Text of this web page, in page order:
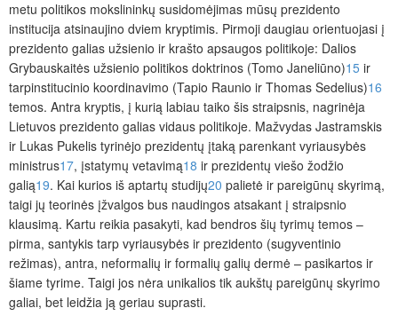
metu politikos mokslininkų susidomėjimas mūsų prezidento
institucija atsinaujino dviem kryptimis. Pirmoji daugiau orientuojasi į
prezidento galias užsienio ir krašto apsaugos politikoje: Dalios
Grybauskaitės užsienio politikos doktrinos (Tomo Janeliūno)15 ir
tarpinstitucinio koordinavimo (Tapio Raunio ir Thomas Sedelius)16
temos. Antra kryptis, į kurią labiau taiko šis straipsnis, nagrinėja
Lietuvos prezidento galias vidaus politikoje. Mažvydas Jastramskis
ir Lukas Pukelis tyrinėjo prezidentų įtaką parenkant vyriausybės
ministrus17, įstatymų vetavimą18 ir prezidentų viešo žodžio
galią19. Kai kurios iš aptartų studijų20 palietė ir pareigūnų skyrimą,
taigi jų teorinės įžvalgos bus naudingos atsakant į straipsnio
klausimą. Kartu reikia pasakyti, kad bendros šių tyrimų temos –
pirma, santykis tarp vyriausybės ir prezidento (sugyventinio
režimas), antra, neformalių ir formalių galių dermė – pasikartos ir
šiame tyrime. Taigi jos nėra unikalios tik aukštų pareigūnų skyrimo
galiai, bet leidžia ją geriau suprasti.